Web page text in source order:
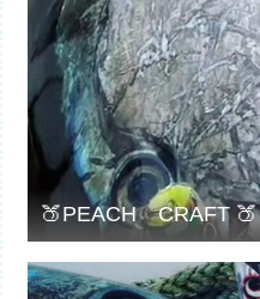
🍑PEACH CRAFT 🍑